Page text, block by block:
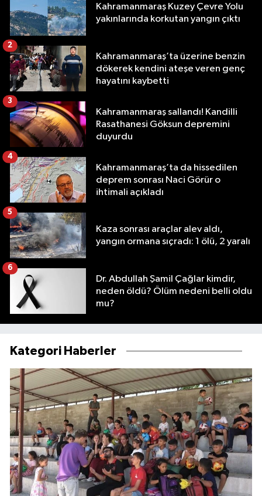
Kahramanmaraş Kuzey Çevre Yolu
yakınlarında korkutan yangın çıktı
Kahramanmaraş’ta üzerine benzin
dökerek kendini ateşe veren genç
hayatını kaybetti
2
Kahramanmaraş sallandı! Kandilli
Rasathanesi Göksun depremini
duyurdu
3
Kahramanmaraş’ta da hissedilen
deprem sonrası Naci Görür o
ihtimali açıkladı
4
Kaza sonrası araçlar alev aldı,
yangın ormana sıçradı: 1 ölü, 2 yaralı
5
Dr. Abdullah Şamil Çağlar kimdir,
neden öldü? Ölüm nedeni belli oldu
mu?
6
Kategori Haberler